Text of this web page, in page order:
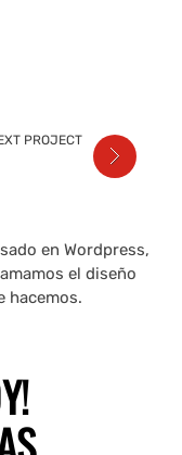
PROJECT
en Wordpress,
el diseño
hacemos.